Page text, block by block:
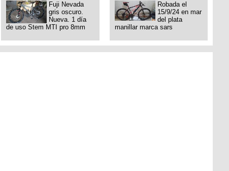
Fuji Nevada
gris oscuro.
Nueva. 1 día
de uso Stem MTI pro 8mm
Robada el
15/9/24 en mar
del plata
manillar marca sars